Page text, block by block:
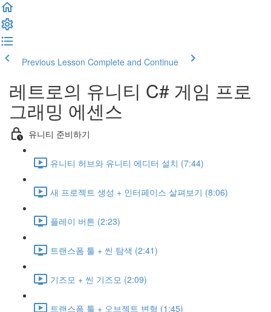
Previous Lesson Complete and Continue
레트로의 유니티 C# 게임 프로
그래밍 에센스
유니티 준비하기
유니티 허브와 유니티 에디터 설치 (7:44)
새 프로젝트 생성 + 인터페이스 살펴보기 (8:06)
플레이 버튼 (2:23)
트랜스폼 툴 + 씬 탐색 (2:41)
기즈모 + 씬 기즈모 (2:09)
트랜스폼 툴 + 오브젝트 변형 (1:45)